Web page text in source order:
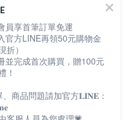
Policy
Act
Statement
員享首筆訂單免運
官方LINE再領50元購物金
折）
並完成首次購買，贈100元
！
、商品問題請加官方𝐋𝐈𝐍𝐄：